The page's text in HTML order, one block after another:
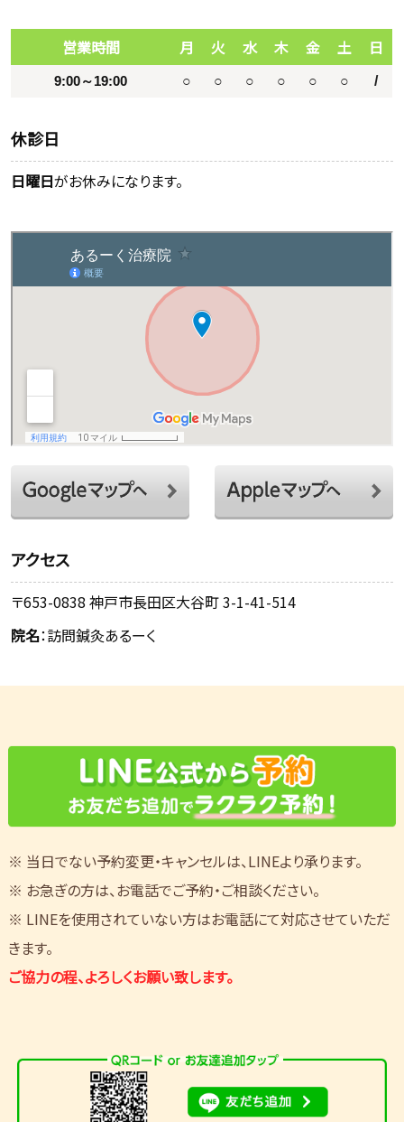
営業時間 月 火 水 木 金 土 日
9:00～19:00 ○ ○ ○ ○ ○ ○ /
休診日
日曜日がお休みになります。
アクセス
〒653-0838 神戸市長田区大谷町 3-1-41-514
院名：訪問鍼灸あるーく
※ 当日でない予約変更・キャンセルは、LINEより承ります。
※ お急ぎの方は、お電話でご予約・ご相談ください。
※ LINEを使用されていない方はお電話にて対応させていただ
きます。
ご協力の程、よろしくお願い致します。